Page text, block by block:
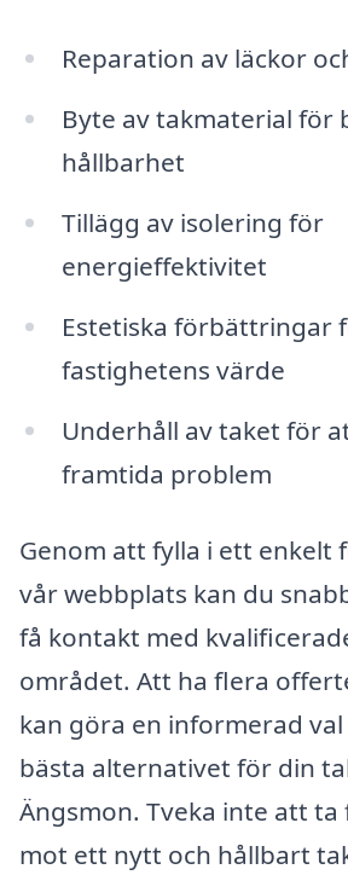
Reparation av läckor
Byte av takmaterial för
hållbarhet
Tillägg av isolering för
energieffektivitet
Estetiska förbättringar
fastighetens värde
Underhåll av taket för
framtida problem
Genom att fylla i ett enkelt
vår webbplats kan du
få kontakt med
området. Att ha flera
kan göra en informerad
bästa alternativet för din
Ängsmon. Tveka inte att
mot ett nytt och hållbart